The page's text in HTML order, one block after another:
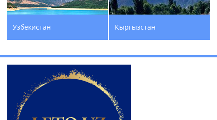
Узбекистан Кыргызстан